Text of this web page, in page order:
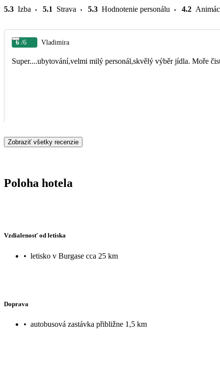
5.3 Izba 5.1 Strava 5.3 Hodnotenie personálu 4.2
6 /6 Vladimira
Zobraziť všetky recenzie
Poloha hotela
Vzdialenosť od letiska
• letisko v Burgase cca 25 km
Doprava
• autobusová zastávka přibližne 1,5 km